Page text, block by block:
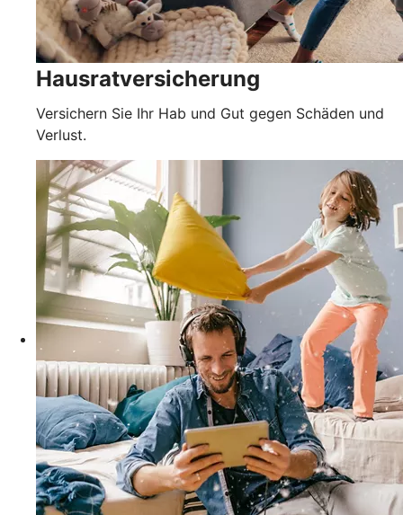
Hausratversicherung
Versichern Sie Ihr Hab und Gut gegen Schäden und
Verlust.